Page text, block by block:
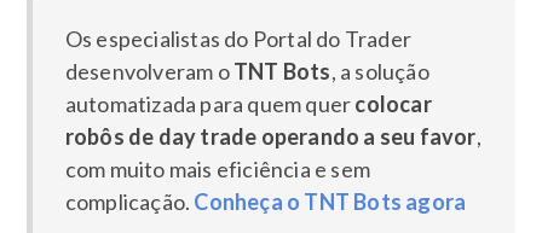
Os especialistas do Portal do Trader
desenvolveram oTNT Bots, a solução
automatizada para quem quercolocar
robôs de day trade operando a seu favor,
com muito mais eficiência e sem
complicação. Conheça o TNT Bots agora